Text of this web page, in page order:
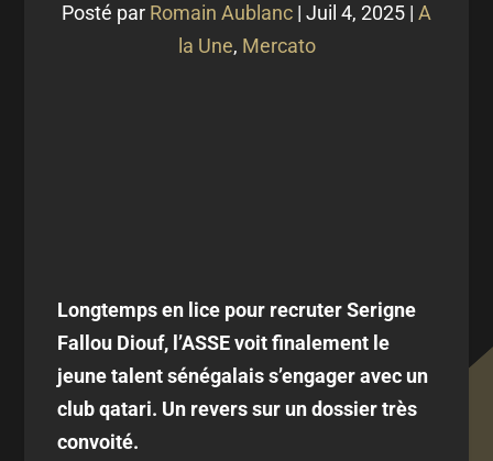
Posté par Romain Aublanc | Juil 4, 2025 | A
la Une, Mercato
Longtemps en lice pour recruter Serigne
Fallou Diouf, l’ASSE voit finalement le
jeune talent sénégalais s’engager avec un
club qatari. Un revers sur un dossier très
convoité.